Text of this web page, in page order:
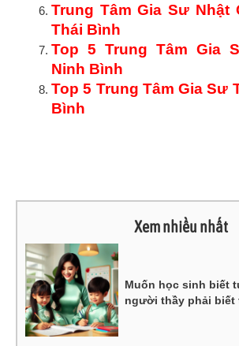
Trung Tâm Gia Sư Nhật
Thái Bình
Top 5 Trung Tâm Gia
Ninh Bình
Top 5 Trung Tâm Gia Sư
Bình
Xem nhiều nhất
Muốn học sinh biết
người thầy phải biết